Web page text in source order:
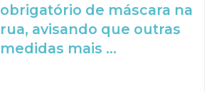
obrigatório de máscara na
rua, avisando que outras
medidas mais ...